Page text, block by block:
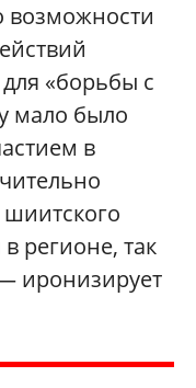
возможности
«борьбы с
мало было
в
регионе, так
иронизирует